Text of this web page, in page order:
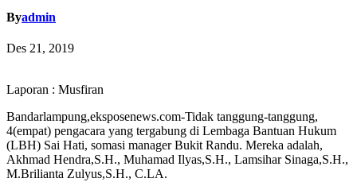
Byadmin
Des 21, 2019
Laporan : Musfiran
Bandarlampung,eksposenews.com-Tidak tanggung-tanggung,
4(empat) pengacara yang tergabung di Lembaga Bantuan Hukum
(LBH) Sai Hati, somasi manager Bukit Randu. Mereka adalah,
Akhmad Hendra,S.H., Muhamad Ilyas,S.H., Lamsihar Sinaga,S.H.,
M.Brilianta Zulyus,S.H., C.LA.